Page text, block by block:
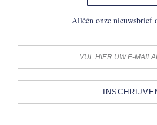
Alléén onze nieuwsbrief